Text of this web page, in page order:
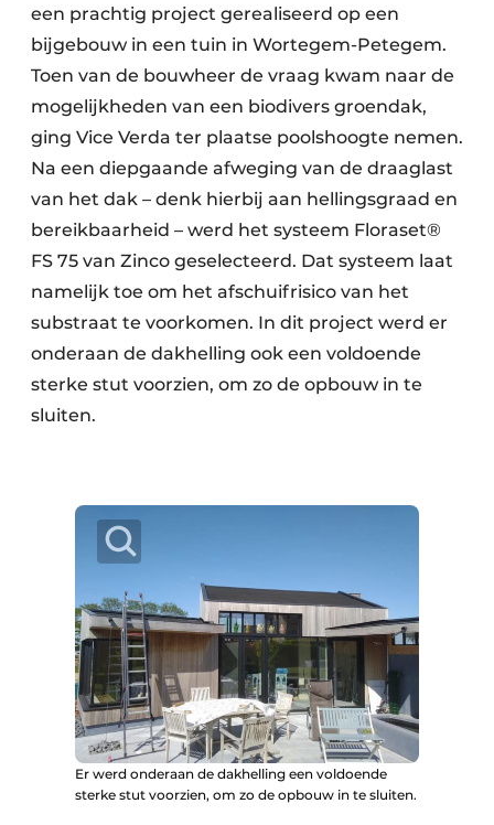
een prachtig project gerealiseerd op een
bijgebouw in een tuin in Wortegem-Petegem.
Toen van de bouwheer de vraag kwam naar de
mogelijkheden van een biodivers groendak,
ging Vice Verda ter plaatse poolshoogte nemen.
Na een diepgaande afweging van de draaglast
van het dak – denk hierbij aan hellingsgraad en
bereikbaarheid – werd het systeem Floraset®
FS 75 van Zinco geselecteerd. Dat systeem laat
namelijk toe om het afschuifrisico van het
substraat te voorkomen. In dit project werd er
onderaan de dakhelling ook een voldoende
sterke stut voorzien, om zo de opbouw in te
sluiten.
Er werd onderaan de dakhelling een voldoende
sterke stut voorzien, om zo de opbouw in te sluiten.